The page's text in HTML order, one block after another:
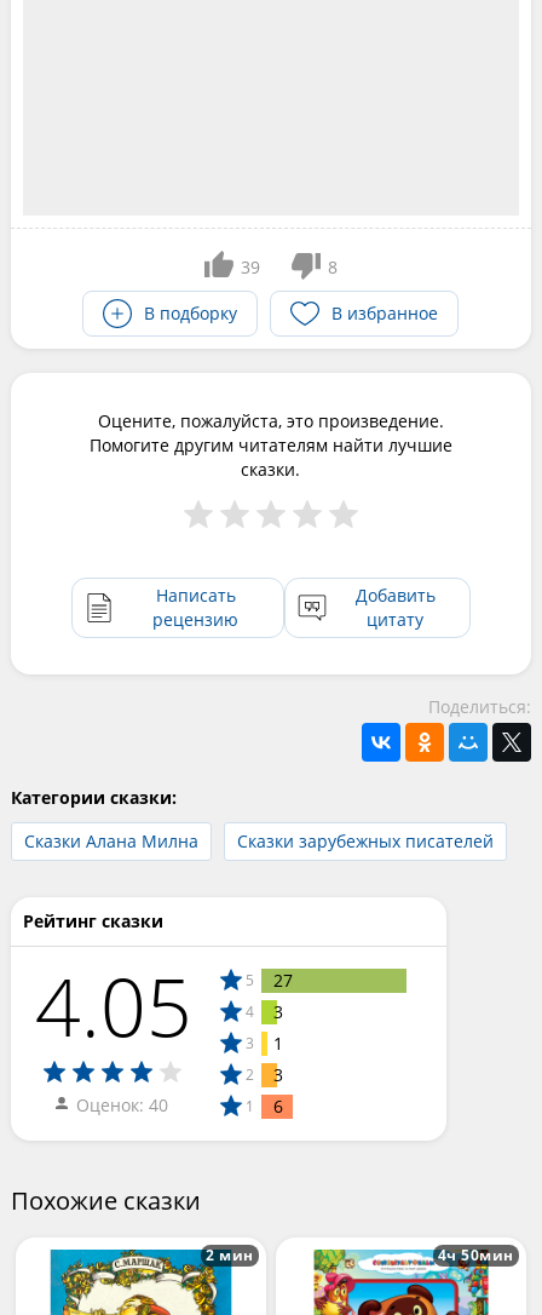
39
8
В подборку
В избранное
Оцените, пожалуйста, это произведение.
Помогите другим читателям найти лучшие
сказки.
Написать
рецензию
Добавить
цитату
Поделиться:
Категории сказки:
Сказки Алана Милна
Сказки зарубежных писателей
Рейтинг сказки
4.05
Оценок: 40
5 27
4 3
3 1
2 3
1 6
Похожие сказки
2 мин 4ч 50мин